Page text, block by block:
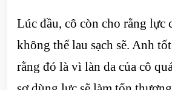
Lúc đầu, cô còn cho rằng lực
không thể lau sạch sẽ. Anh
rằng đó là vì làn da của cô